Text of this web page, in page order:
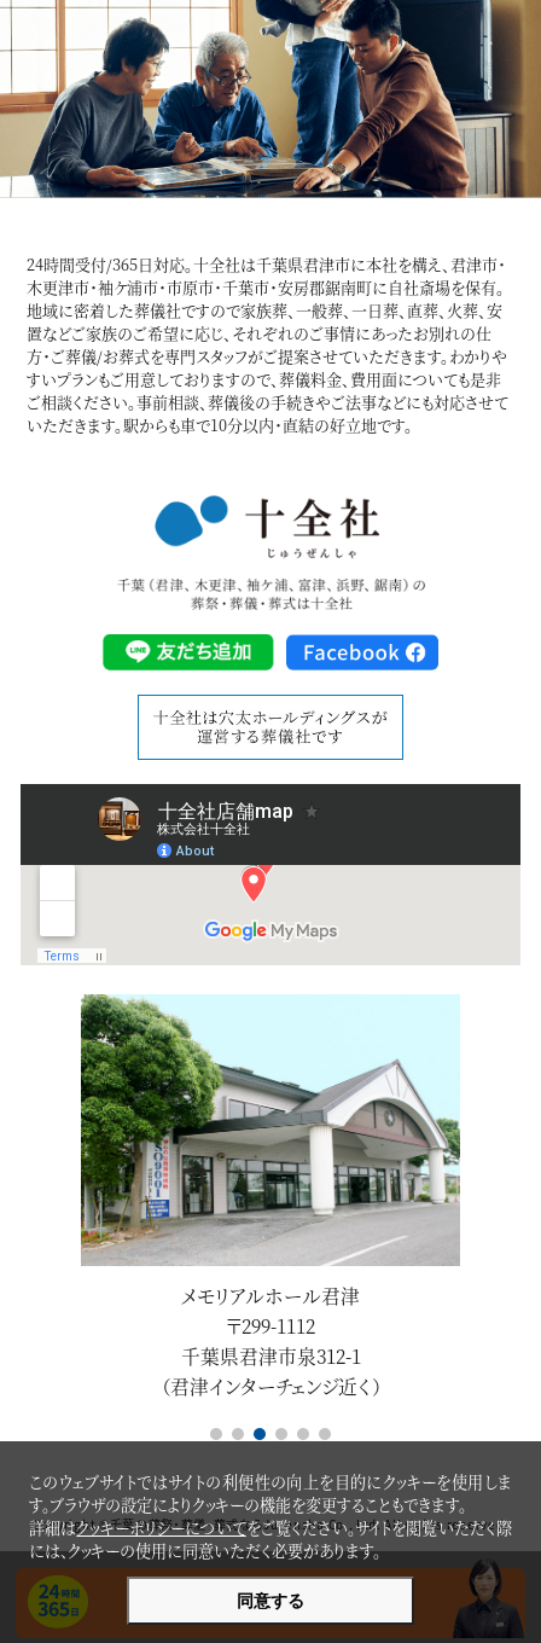
24時間受付/365日対応。十全社は千葉県君津市に本社を構え、君津市・
木更津市・袖ケ浦市・市原市・千葉市・安房郡鋸南町に自社斎場を保有。
地域に密着した葬儀社ですので家族葬、一般葬、一日葬、直葬、火葬、安
置などご家族のご希望に応じ、それぞれのご事情にあったお別れの仕
方・ご葬儀/お葬式を専門スタッフがご提案させていただきます。わかりや
すいプランもご用意しておりますので、葬儀料金、費用面についても是非
ご相談ください。事前相談、葬儀後の手続きやご法事などにも対応させて
いただきます。駅からも車で10分以内・直結の好立地です。
メモリアルホール君津
〒299-1112
千葉県君津市泉312-1
（君津インターチェンジ近く）
Copyright ©千葉の葬祭・葬儀・葬式ならJuzenshaCo., Ltd. All rights reserved.
家族葬・直葬のことなら何でもご相談ください
0120-116-654
このウェブサイトではサイトの利便性の向上を目的にクッキーを使用しま
す。ブラウザの設定によりクッキーの機能を変更することもできます。
詳細はクッキーポリシーについてをご覧ください。サイトを閲覧いただく際
には、クッキーの使用に同意いただく必要があります。
同意する